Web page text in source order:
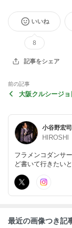
いいね
8
記事をシェア
前の記事
大阪クルシージョ
小谷野宏
HIROSHI
フラメンコダンサ
ど書いて行きたい
最近の画像つき記